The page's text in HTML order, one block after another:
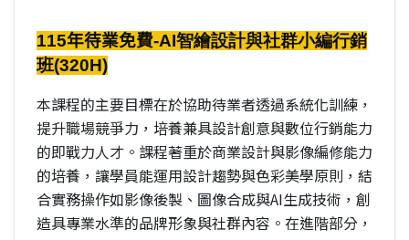
115年待業免費-AI智繪設計與社群小編行銷
班(320H)
本課程的主要目標在於協助待業者透過系統化訓練，
提升職場競爭力，培養兼具設計創意與數位行銷能力
的即戰力人才。課程著重於商業設計與影像編修能力
的培養，讓學員能運用設計趨勢與色彩美學原則，結
合實務操作如影像後製、圖像合成與AI生成技術，創
造具專業水準的品牌形象與社群內容。在進階部分，